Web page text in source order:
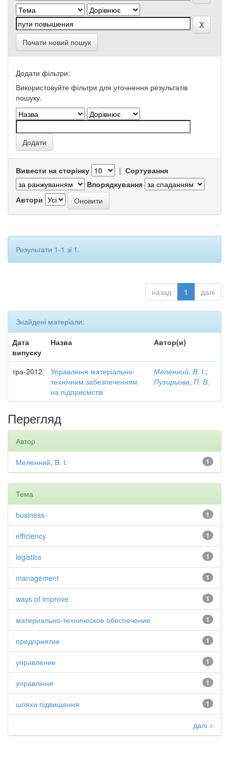
Почати новий пошук
Додати фільтри:
Використовуйте фільтри для уточнення результатів
пошуку.
Вивести на сторінку | Сортування
Впорядкування
Автори
Результати 1-1 зі 1.
назад 1 далі
Знайдені матеріали:
Дата
випуску
Назва Автор(и)
тра-2012
Управління матеріально-
технічним забезпеченням
на підприємстві
Меленний, В. І.;
Пузирьова, П. В.
Перегляд
Автор
1
Меленний, В. І.
Тема
1
business
1
efficiency
1
logistics
1
management
1
ways of improve
1
материально-техническое обеспечение
1
предприятие
1
управление
1
управління
1
шляхи підвищення
далі >